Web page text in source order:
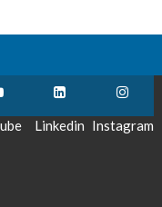
Linkedin Instagram